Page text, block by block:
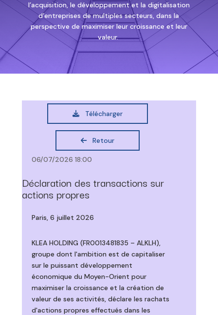
l’acquisition, le développement et la digitalisation
d’entreprises de multiples secteurs, dans la
perspective de maximiser leur croissance et leur
valeur.
Télécharger
Retour
06/07/2026 18:00
Déclaration des transactions sur
actions propres
Paris, 6 juillet 2026
KLEA HOLDING (FR0013481835 – ALKLH),
groupe dont l'ambition est de capitaliser
sur le puissant développement
économique du Moyen-Orient pour
maximiser la croissance et la création de
valeur de ses activités, déclare les rachats
d'actions propres effectués dans les